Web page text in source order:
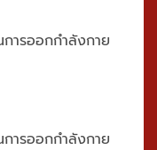
การออกกำลังกาย
การออกกำลังกาย